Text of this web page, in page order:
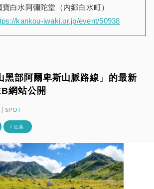
白水阿彌陀堂（内郷白水町）
kankou-iwaki.or.jp/event/50938
黑部阿爾卑斯山脈路線」的最新
網站公開
|SPOT
# 紅葉_